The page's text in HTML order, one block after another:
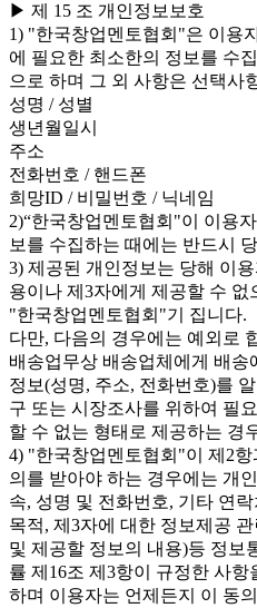
▶ 제 15 조 개인정보보호
1) "한국창업멘토협회"은 이용
에 필요한 최소한의 정보를 수
으로 하며 그 외 사항은 선택사
성명 / 성별
생년월일시
주소
전화번호 / 핸드폰
희망ID / 비밀번호 / 닉네임
2)“한국창업멘토협회"이 이용
보를 수집하는 때에는 반드시
3) 제공된 개인정보는 당해 이
용이나 제3자에게 제공할 수
"한국창업멘토협회"기 집니다.
다만, 다음의 경우에는 예외로
배송업무상 배송업체에게 배송
정보(성명, 주소, 전화번호)를
구 또는 시장조사를 위하여 필
할 수 없는 형태로 제공하는 경
4) "한국창업멘토협회"이 제2
의를 받아야 하는 경우에는 개
속, 성명 및 전화번호, 기타 연
목적, 제3자에 대한 정보제공
및 제공할 정보의 내용)등 정보
률 제16조 제3항이 규정한 사
하며 이용자는 언제든지 이 동